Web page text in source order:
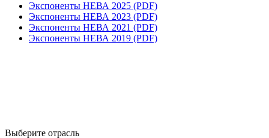
Экспоненты НЕВА 2025 (PDF)
Экспоненты НЕВА 2023 (PDF)
Экспоненты НЕВА 2021 (PDF)
Экспоненты НЕВА 2019 (PDF)
Выберите отрасль